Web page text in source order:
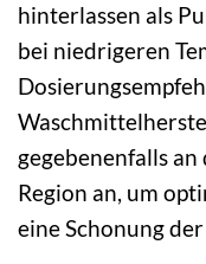
hinterlassen als
bei niedrigeren
gegebenenfalls
Region an, um
eine Schonung